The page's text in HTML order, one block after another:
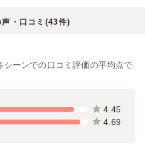
・口コミ(43件)
シーンでの口コミ評価の平均点で
4.45
4.69